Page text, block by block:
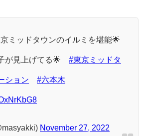
ミッドタウンのイルミを堪能🌟
が見上げてる🌟 #東京ミッドタ
ション #六本木
November 27, 2022